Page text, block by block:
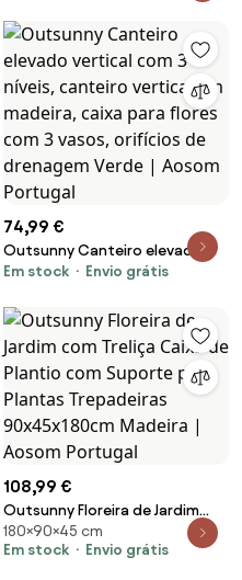
Verduras Flores 70x30x25 cm
Madeira | Aosom Portugal
74,99 €
Outsunny Canteiro elevado
vertical com 3 níveis, canteiro
flores com 3 vasos, orifícios de
drenagem Verde | Aosom
Portugal
Em stock Envio grátis
108,99 €
Outsunny Floreira de Jardim
com Treliça Caixa de Plantio
com Suporte para Plantas
180×90×45 cm
Em stock
Envio grátis